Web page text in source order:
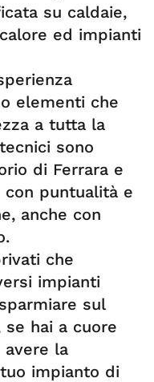
su caldaie,
ed impianti
elementi che
a tutta la
sono
di Ferrara e
puntualità e
anche con
che
impianti
sul
hai a cuore
avere la
impianto di